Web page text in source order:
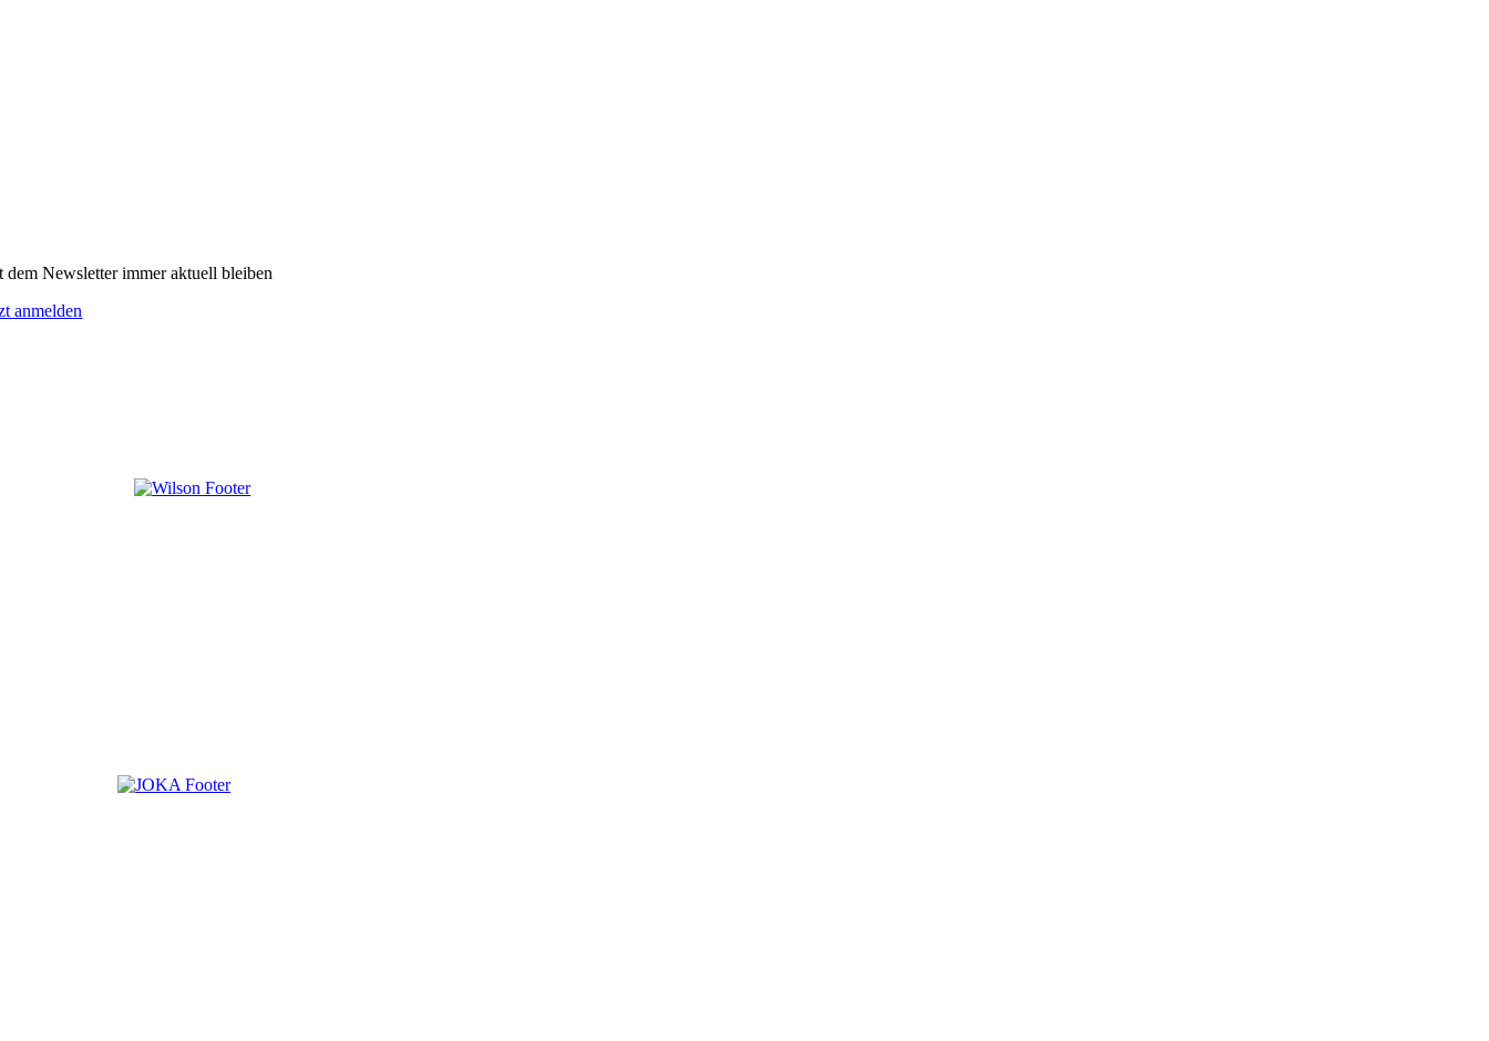
dem Newsletter immer aktuell bleiben
anmelden